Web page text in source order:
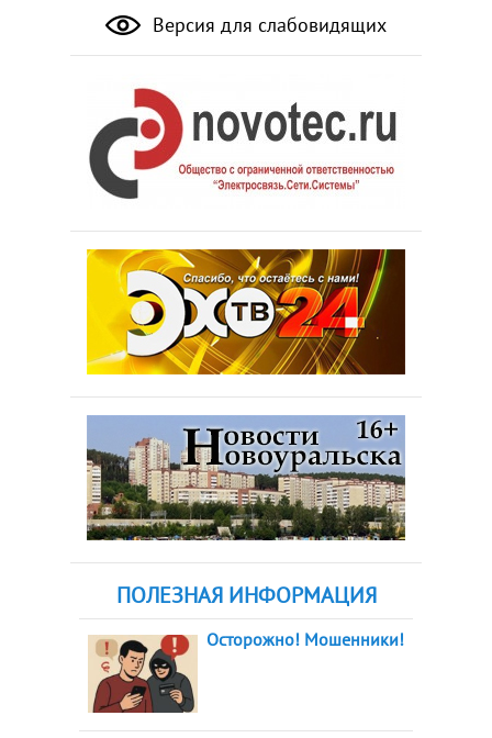
Версия для слабовидящих
ПОЛЕЗНАЯ ИНФОРМАЦИЯ
Осторожно! Мошенники!